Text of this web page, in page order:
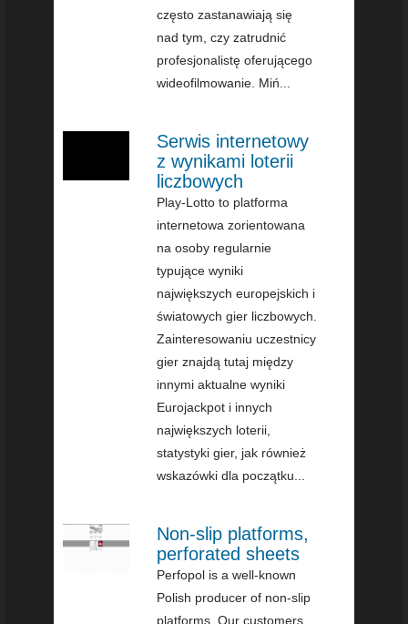
często zastanawiają się
nad tym, czy zatrudnić
profesjonalistę oferującego
wideofilmowanie. Miń...
Serwis internetowy
z wynikami loterii
liczbowych
Play-Lotto to platforma
internetowa zorientowana
na osoby regularnie
typujące wyniki
największych europejskich i
światowych gier liczbowych.
Zainteresowaniu uczestnicy
gier znajdą tutaj między
innymi aktualne wyniki
Eurojackpot i innych
największych loterii,
statystyki gier, jak również
wskazówki dla początku...
Non-slip platforms,
perforated sheets
Perfopol is a well-known
Polish producer of non-slip
platforms. Our customers